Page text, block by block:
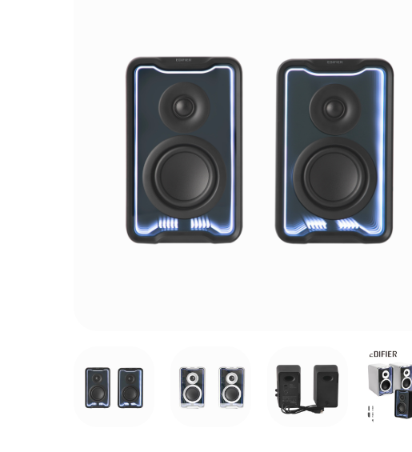
愛克拉系列
續航
Neobuds Pro 3 旗
視聽
讓好聲音